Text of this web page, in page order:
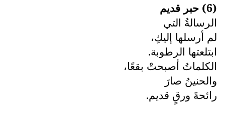
(6) حبر قديم
الرسالةُ التي
لم أرسلها إليكِ،
ابتلعتها الرطوبة.
الكلماتُ أصبحتْ بقعًا،
والحنينُ صارَ
رائحةَ ورقٍ قديم.